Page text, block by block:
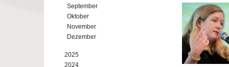
September
Oktober
November
Dezember
2025
2024